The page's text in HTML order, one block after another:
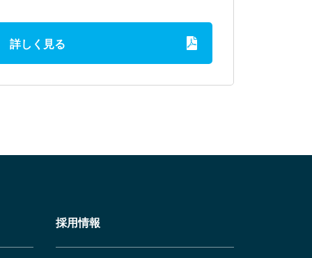
詳しく見る
採用情報